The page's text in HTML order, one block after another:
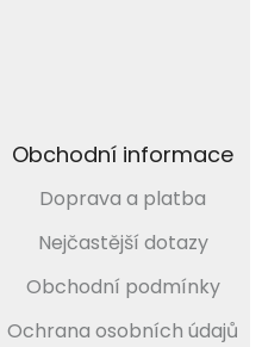
Obchodní informace
Doprava a platba
Nejčastější dotazy
Obchodní podmínky
Ochrana osobních údajů